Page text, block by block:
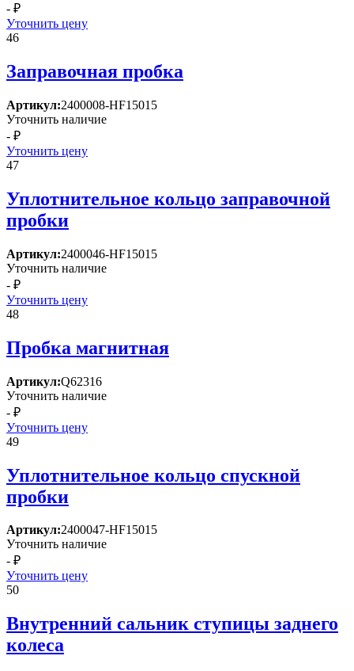
- ₽
Уточнить цену
46
Заправочная пробка
Артикул:2400008-HF15015
Уточнить наличие
- ₽
Уточнить цену
47
Уплотнительное кольцо заправочной
пробки
Артикул:2400046-HF15015
Уточнить наличие
- ₽
Уточнить цену
48
Пробка магнитная
Артикул:Q62316
Уточнить наличие
- ₽
Уточнить цену
49
Уплотнительное кольцо спускной
пробки
Артикул:2400047-HF15015
Уточнить наличие
- ₽
Уточнить цену
50
Внутренний сальник ступицы заднего
колеса